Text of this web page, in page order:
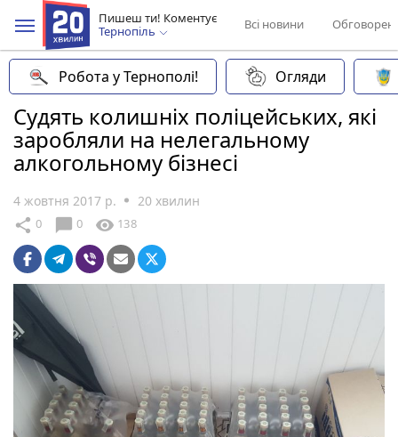
Пишеш ти! Коментує
Тернопіль
Всі новини
Робота у Тернополі! Огляди
Судять колишніх поліцейських, які
заробляли на нелегальному
алкогольному бізнесі
4 жовтня 2017 р. 20 хвилин
share 0 chat_bubble 0 visibility 138